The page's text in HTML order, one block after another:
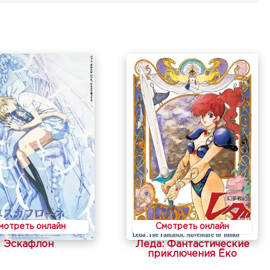
онлайн
Эскафлон
Смотреть онлайн
Леда: Фантастические
приключения Ёко